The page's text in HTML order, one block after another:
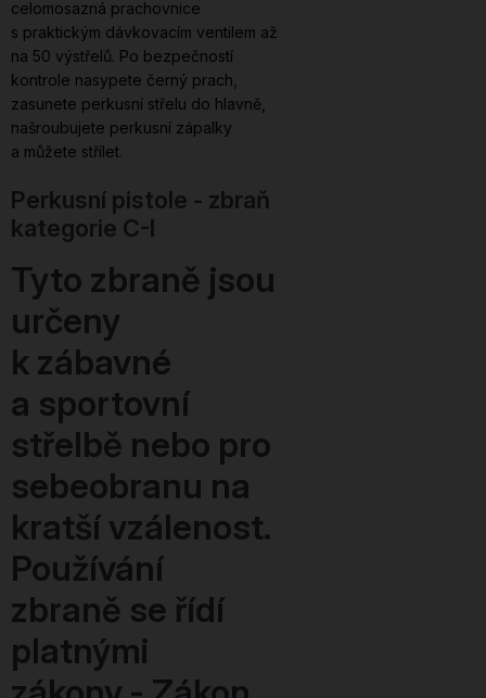
celomosazná prachovnice
s praktickým dávkovacím ventilem až
na 50 výstřelů. Po bezpečností
kontrole nasypete černý prach,
zasunete perkusní střelu do hlavně,
našroubujete perkusní zápalky
a můžete střílet.
Perkusní pistole - zbraň
kategorie C-I
Tyto zbraně jsou
určeny
k zábavné
a sportovní
střelbě nebo pro
sebeobranu na
kratší vzálenost.
Používání
zbraně se řídí
platnými